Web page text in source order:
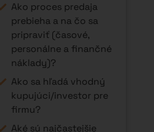
Ako proces predaja
prebieha a na čo sa
pripraviť (časové,
personálne a finančné
náklady)?
Ako sa hľadá vhodný
kupujúci/investor pre
firmu?
Aké sú najčastejšie